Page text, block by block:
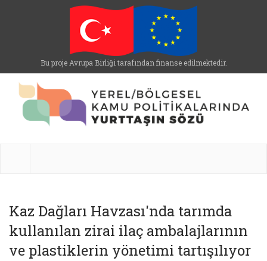
Bu proje Avrupa Birliği tarafından finanse edilmektedir.
Kaz Dağları Havzası'nda tarımda
kullanılan zirai ilaç ambalajlarının
ve plastiklerin yönetimi tartışılıyor